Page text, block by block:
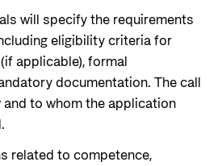
tilskuddsordninger
for investeringer i
og Nansen-programmet
innsats
for Ukraina
i Norad
om jobbmuligheter
fremtidens
2030
og styringsdokument
will specify the requirements
eligibility criteria for
applicable), formal
documentation. The call
to whom the application
related to competence,